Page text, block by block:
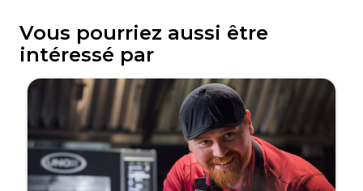
Vous pourriez aussi être
intéressé par